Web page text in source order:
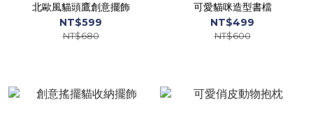
北歐風貓頭鷹創意擺飾
NT$599
NT$680
可愛貓咪造型書檔
NT$499
NT$600